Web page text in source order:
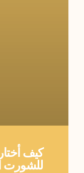
كيف
للشورت